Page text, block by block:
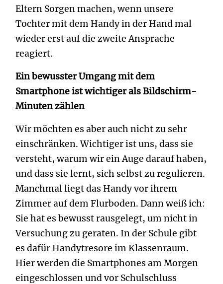
Eltern Sorgen machen, wenn unsere
Tochter mit dem Handy in der Hand mal
wieder erst auf die zweite Ansprache
reagiert.
Ein bewusster Umgang mit dem
Smartphone ist wichtiger als Bildschirm-
Minuten zählen
Wir möchten es aber auch nicht zu sehr
einschränken. Wichtiger ist uns, dass sie
versteht, warum wir ein Auge darauf haben,
und dass sie lernt, sich selbst zu regulieren.
Manchmal liegt das Handy vor ihrem
Zimmer auf dem Flurboden. Dann weiß ich:
Sie hat es bewusst rausgelegt, um nicht in
Versuchung zu geraten. In der Schule gibt
es dafür Handytresore im Klassenraum.
Hier werden die Smartphones am Morgen
eingeschlossen und vor Schulschluss